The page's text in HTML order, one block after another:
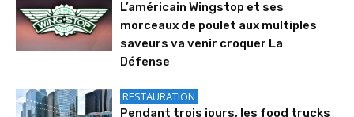
L’américain Wingstop et ses
morceaux de poulet aux multiples
saveurs va venir croquer La
Défense
RESTAURATION
Pendant trois jours, les food trucks